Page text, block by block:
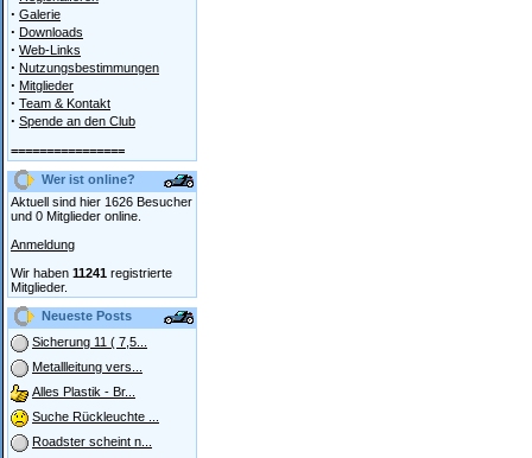
· Galerie
· Downloads
· Web-Links
· Nutzungsbestimmungen
· Mitglieder
· Team & Kontakt
· Spende an den Club
================
Wer ist online?
Aktuell sind hier 1626 Besucher
und 0 Mitglieder online.
Anmeldung
Wir haben 11241 registrierte
Mitglieder.
Neueste Posts
Sicherung 11 ( 7,5...
Metallleitung vers...
Alles Plastik - Br...
Suche Rückleuchte ...
Roadster scheint n...